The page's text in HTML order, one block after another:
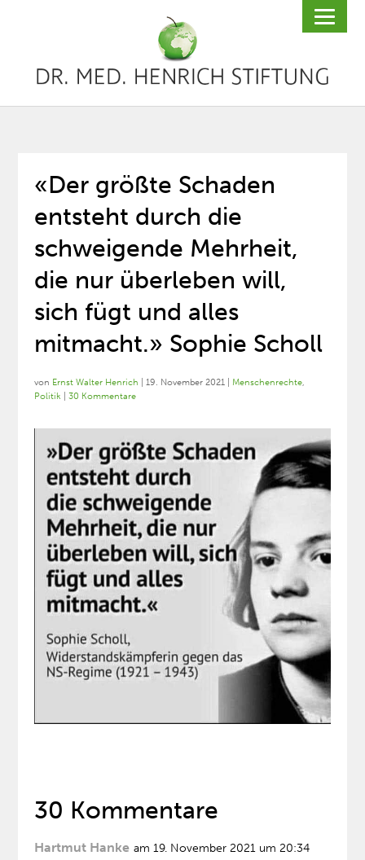
«Der größte Schaden
entsteht durch die
schweigende Mehrheit,
die nur überleben will,
sich fügt und alles
mitmacht.» Sophie Scholl
von Ernst Walter Henrich |19. November 2021 Menschenrechte,
Politik
|30 Kommentare
30 Kommentare
Hartmut Hanke am 19. November 2021 um 20:34